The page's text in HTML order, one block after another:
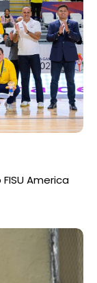
America